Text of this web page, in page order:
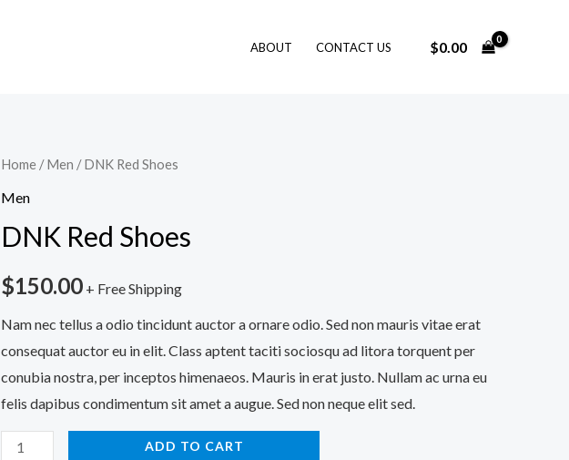
ABOUT CONTACT US $0.00
Home /Men / DNK Red Shoes
Men
DNK Red Shoes
$150.00 + Free Shipping
Nam nec tellus a odio tincidunt auctor a ornare odio. Sed non mauris vitae erat
consequat auctor eu in elit. Class aptent taciti sociosqu ad litora torquent per
conubia nostra, per inceptos himenaeos. Mauris in erat justo. Nullam ac urna eu
felis dapibus condimentum sit amet a augue. Sed non neque elit sed.
DNK
Red
quantity
ADD TO CART